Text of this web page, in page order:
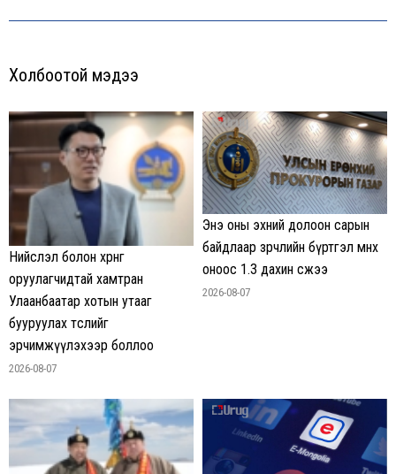
Холбоотой мэдээ
Нийслэл болон хөрөнгө
оруулагчидтай хамтран
Улаанбаатар хотын утааг
бууруулах төслийг
эрчимжүүлэхээр боллоо
2026-08-07
Энэ оны эхний долоон сарын
байдлаар зөрчлийн бүртгэл өмнөх
оноос 1.3 дахин өсжээ
2026-08-07